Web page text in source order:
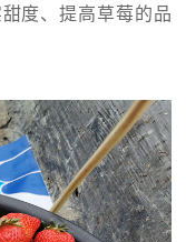
度、提高草莓的品